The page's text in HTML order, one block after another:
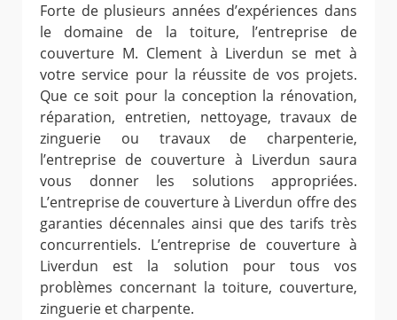
Forte de plusieurs années d’expériences dans
le domaine de la toiture, l’entreprise de
couverture M. Clement à Liverdun se met à
votre service pour la réussite de vos projets.
Que ce soit pour la conception la rénovation,
réparation, entretien, nettoyage, travaux de
zinguerie ou travaux de charpenterie,
l’entreprise de couverture à Liverdun saura
vous donner les solutions appropriées.
L’entreprise de couverture à Liverdun offre des
garanties décennales ainsi que des tarifs très
concurrentiels. L’entreprise de couverture à
Liverdun est la solution pour tous vos
problèmes concernant la toiture, couverture,
zinguerie et charpente.